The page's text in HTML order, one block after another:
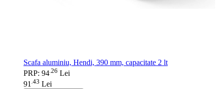
Scafa aluminiu, Hendi, 390 mm, capacitate 2 lt
PRP: 94 26 Lei
91 43 Lei